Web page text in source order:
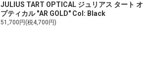
JULIUS TART OPTICAL ジュリアス タート オ
プティカル "AR GOLD" Col: Black
51,700円(税4,700円)